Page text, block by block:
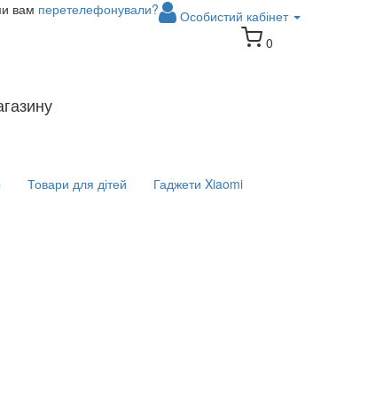
Особистий кабінет
вам перетелефонували?
0
Товари для дітей Гаджети Xiaomi